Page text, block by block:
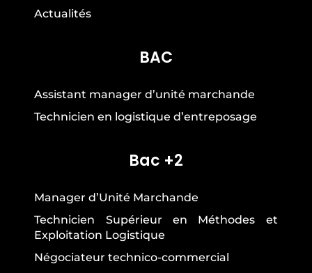
Actualités
BAC
Assistant manager d’unité marchande
Technicien en logistique d’entreposage
Bac +2
Manager d’Unité Marchande
Technicien Supérieur en Méthodes et
Exploitation Logistique
Négociateur technico-commercial